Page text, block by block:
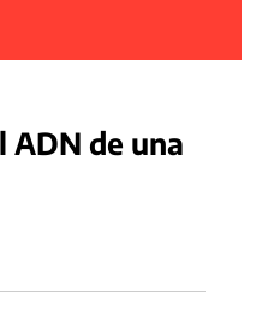
ADN de una